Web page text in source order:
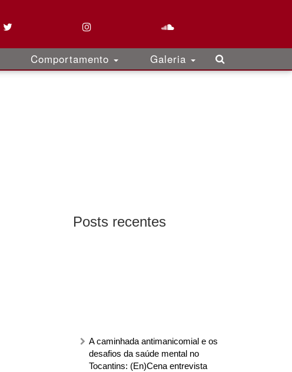
Comportamento Galeria
Posts recentes
A caminhada antimanicomial e os
desafios da saúde mental no
Tocantins: (En)Cena entrevista